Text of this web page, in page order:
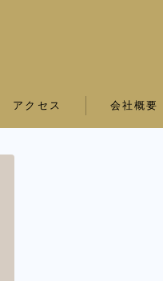
アクセス 会社概要